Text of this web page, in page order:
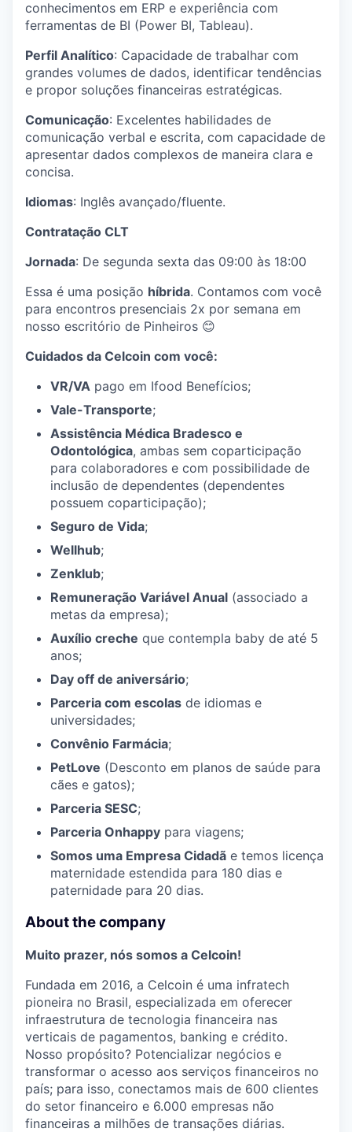
conhecimentos em ERP e experiência com
ferramentas de BI (Power BI, Tableau).
Perfil Analítico: Capacidade de trabalhar com
grandes volumes de dados, identificar tendências
e propor soluções financeiras estratégicas.
Comunicação: Excelentes habilidades de
comunicação verbal e escrita, com capacidade de
apresentar dados complexos de maneira clara e
concisa.
Idiomas: Inglês avançado/fluente.
Contratação CLT
Jornada: De segunda sexta das 09:00 às 18:00
Essa é uma posição híbrida. Contamos com você
para encontros presenciais 2x por semana em
nosso escritório de Pinheiros 😊
Cuidados da Celcoin com você:
VR/VA pago em Ifood Benefícios;
Vale-Transporte;
Assistência Médica Bradesco e
Odontológica, ambas sem coparticipação
para colaboradores e com possibilidade de
inclusão de dependentes (dependentes
possuem coparticipação);
Seguro de Vida;
Wellhub;
Zenklub;
Remuneração Variável Anual (associado a
metas da empresa);
Auxílio creche que contempla baby de até 5
anos;
Day off de aniversário;
Parceria com escolas de idiomas e
universidades;
Convênio Farmácia;
PetLove (Desconto em planos de saúde para
cães e gatos);
Parceria SESC;
Parceria Onhappy para viagens;
Somos uma Empresa Cidadã e temos licença
maternidade estendida para 180 dias e
paternidade para 20 dias.
About the company
Muito prazer, nós somos a Celcoin!
Fundada em 2016, a Celcoin é uma infratech
pioneira no Brasil, especializada em oferecer
infraestrutura de tecnologia financeira nas
verticais de pagamentos, banking e crédito.
Nosso propósito? Potencializar negócios e
transformar o acesso aos serviços financeiros no
país; para isso, conectamos mais de 600 clientes
do setor financeiro e 6.000 empresas não
financeiras a milhões de transações diárias.